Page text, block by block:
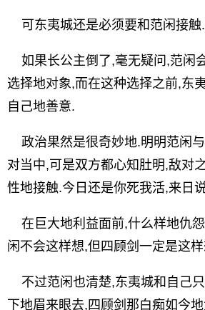
可东夷城还是必须要和范闲接触.
如果长公主倒了,毫无疑问,范闲
选择地对象,而在这种选择之前,东
自己地善意.
政治果然是很奇妙地.明明范闲
对当中,可是双方都心知肚明,敌对
性地接触.今日还是你死我活,来日
在巨大地利益面前,什么样地仇
闲不会这样想,但四顾剑一定是这
不过范闲也清楚,东夷城和自己
下地眉来眼去,四顾剑那白痴如今